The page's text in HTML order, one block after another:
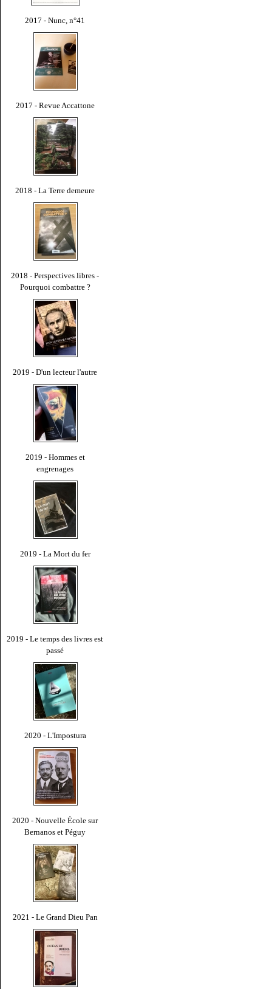
2017 - Nunc, n°41
2017 - Revue Accattone
2018 - La Terre demeure
2018 - Perspectives libres -
Pourquoi combattre ?
2019 - D'un lecteur l'autre
2019 - Hommes et
engrenages
2019 - La Mort du fer
2019 - Le temps des livres est
passé
2020 - L'Impostura
2020 - Nouvelle École sur
Bernanos et Péguy
2021 - Le Grand Dieu Pan